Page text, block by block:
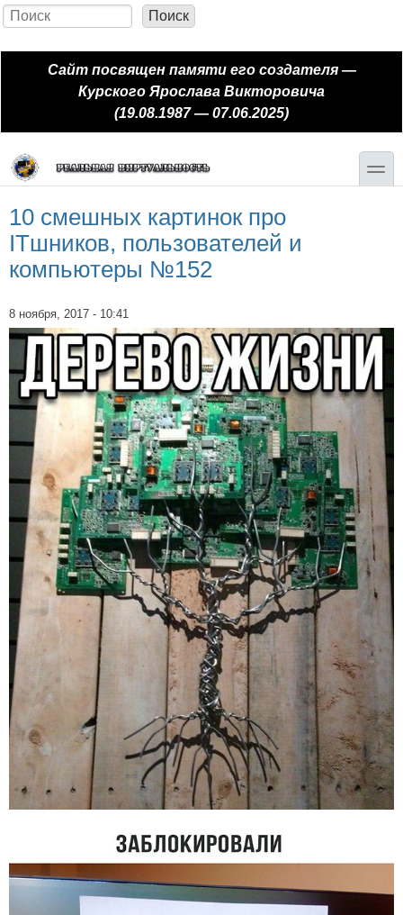
Перейти к основному содержанию
Skip to search
Форма поиска
Поиск
Сайт посвящен памяти его создателя —
Курского Ярослава Викторовича
(19.08.1987 — 07.06.2025)
toggle
10 смешных картинок про
ITшников, пользователей и
компьютеры №152
8 ноября, 2017 - 10:41